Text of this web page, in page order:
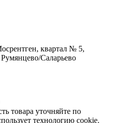
квартал № 5,
Саларьево
товара уточняйте по
технологию cookie.